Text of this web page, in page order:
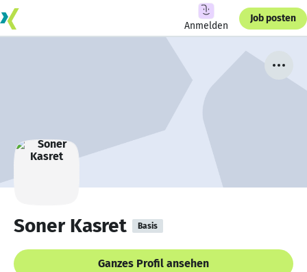
Anmelden
Job posten
Soner Kasret Basis
Ganzes Profil ansehen